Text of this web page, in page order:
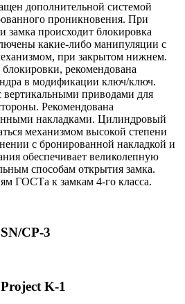
дополнительной системой
проникновения. При
замка происходит блокировка
какие-либо манипуляции с
при закрытом нижнем.
рекомендована
в модификации ключ/ключ.
вертикальными приводами для
Рекомендована
накладками. Цилиндровый
механизмом высокой степени
с бронированной накладкой и
обеспечивает великолепную
способам открытия замка.
ГОСТа к замкам 4-го класса.
CP-3
K-1